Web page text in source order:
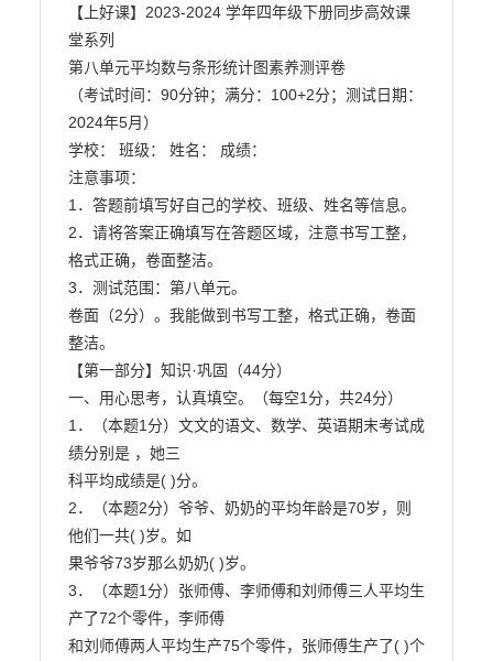
【上好课】2023-2024 学年四年级下册同步高效课
堂系列
第八单元平均数与条形统计图素养测评卷
（考试时间：90分钟；满分：100+2分；测试日期：
2024年5月）
学校： 班级： 姓名： 成绩：
注意事项：
1．答题前填写好自己的学校、班级、姓名等信息。
2．请将答案正确填写在答题区域，注意书写工整，
格式正确，卷面整洁。
3．测试范围：第八单元。
卷面（2分）。我能做到书写工整，格式正确，卷面
整洁。
【第一部分】知识·巩固（44分）
一、用心思考，认真填空。（每空1分，共24分）
1．（本题1分）文文的语文、数学、英语期末考试成
绩分别是 ，她三
科平均成绩是( )分。
2．（本题2分）爷爷、奶奶的平均年龄是70岁，则
他们一共( )岁。如
果爷爷73岁那么奶奶( )岁。
3．（本题1分）张师傅、李师傅和刘师傅三人平均生
产了72个零件，李师傅
和刘师傅两人平均生产75个零件，张师傅生产了( )个